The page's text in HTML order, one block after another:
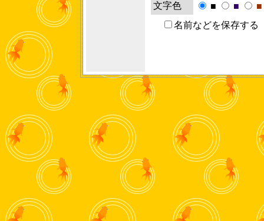
文字色
■ ■
■
名前などを保存する